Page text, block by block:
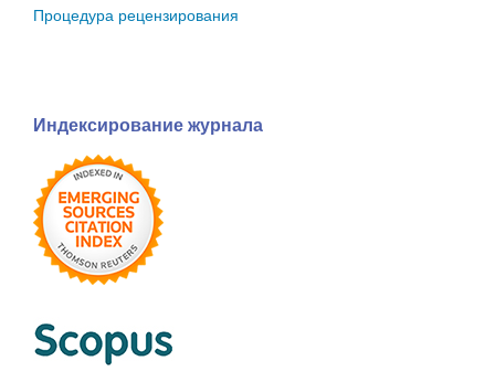
Процедура рецензирования
Индексирование журнала